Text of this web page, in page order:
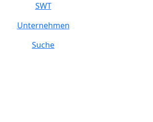
SWT
Unternehmen
Suche